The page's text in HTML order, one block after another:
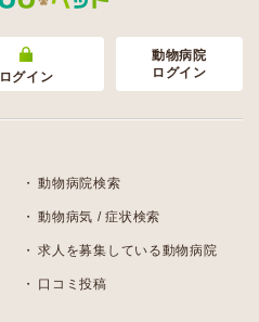
ログイン
動物病院
ログイン
動物病院検索
動物病気 / 症状検索
求人を募集している動物病院
口コミ投稿